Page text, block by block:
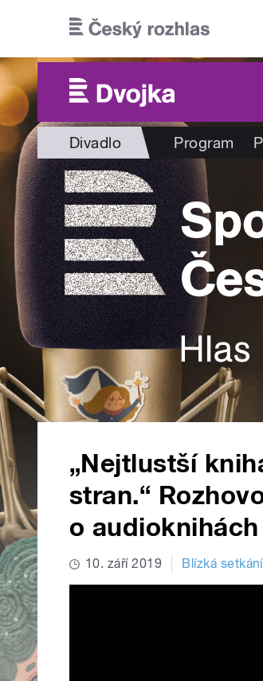
Divadlo Program
„Nejtlustší
stran.“
o audioknihách
10. září 2019 Blízká setkání